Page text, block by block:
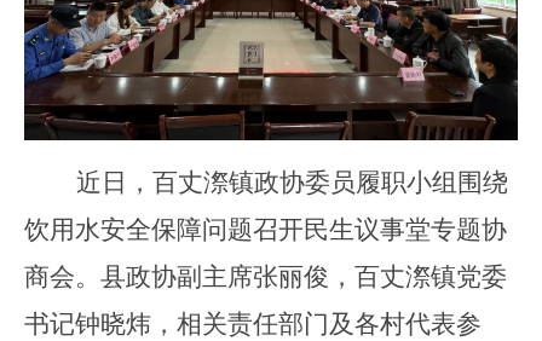
近日 ，百丈漈镇政协委员履职小组围绕
饮用水安全保障问题召开民生议事堂专题协
商会。县政协副主席张丽俊，百丈漈镇党委
书记钟晓炜，相关责任部门及各村代表参